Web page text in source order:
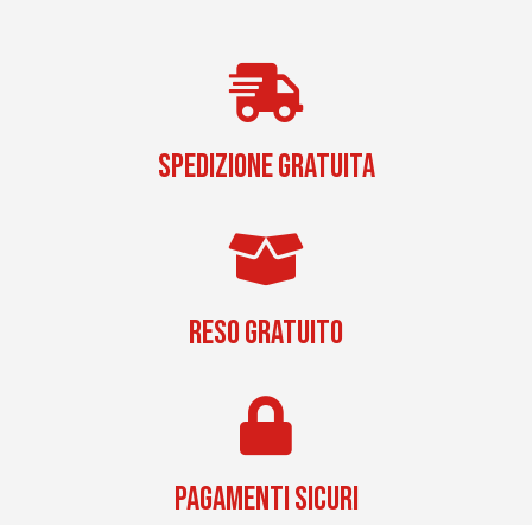
SPEDIZIONE GRATUITA
RESO GRATUITO
PAGAMENTI SICURI